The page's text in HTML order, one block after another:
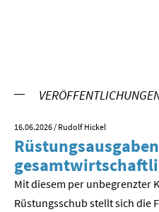
16.06.2026 / Rudolf Hickel
Rüstungsausgaben
Mit diesem per unbegrenzter
Rüstungsschub stellt sich die